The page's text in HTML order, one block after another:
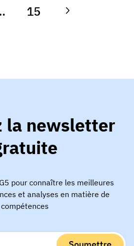
15
la newsletter
pour connaître les meilleures
et analyses en matière de
compétences